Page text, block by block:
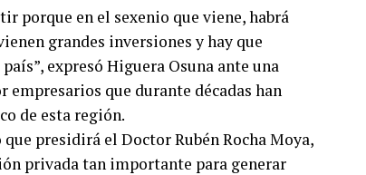
porque en el sexenio que viene, habrá
grandes inversiones y hay que
expresó Higuera Osuna ante una
que durante décadas han
de esta región.
presidirá el Doctor Rubén Rocha Moya,
privada tan importante para generar